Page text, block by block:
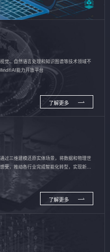
觉、自然语言处理和知识图谱等技术领域不
能力开放平台
了解更多
过三维建模还原实体场景，将数据和物理世
受，推动各行业完成智能化转型，实现新旧
了解更多